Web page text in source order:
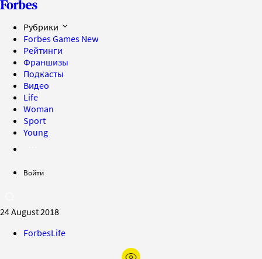
Рубрики
Forbes Games New
Рейтинги
Франшизы
Подкасты
Видео
Life
Woman
Sport
Young
Войти
24 August 2018
ForbesLife